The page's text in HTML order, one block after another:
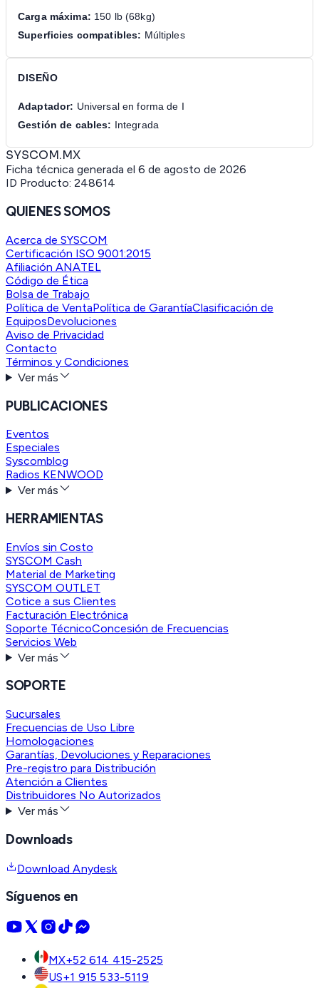
Carga máxima: 150 lb (68kg)
Superficies compatibles: Múltiples
DISEÑO
Adaptador: Universal en forma de I
Gestión de cables: Integrada
SYSCOM.MX
Ficha técnica generada el 6 de agosto de 2026
ID Producto: 248614
QUIENES SOMOS
Acerca de SYSCOM
Certificación ISO 9001:2015
Afiliación ANATEL
Código de Ética
Bolsa de Trabajo
Política de VentaPolítica de GarantíaClasificación de
EquiposDevoluciones
Aviso de Privacidad
Contacto
Términos y Condiciones
Ver más
PUBLICACIONES
Eventos
Especiales
Syscomblog
Radios KENWOOD
Ver más
HERRAMIENTAS
Envíos sin Costo
SYSCOM Cash
Material de Marketing
SYSCOM OUTLET
Cotice a sus Clientes
Facturación Electrónica
Soporte TécnicoConcesión de Frecuencias
Servicios Web
Ver más
SOPORTE
Sucursales
Frecuencias de Uso Libre
Homologaciones
Garantías, Devoluciones y Reparaciones
Pre-registro para Distribución
Atención a Clientes
Distribuidores No Autorizados
Ver más
Downloads
Download Anydesk
Síguenos en
MX+52 614 415-2525
US+1 915 533-5119